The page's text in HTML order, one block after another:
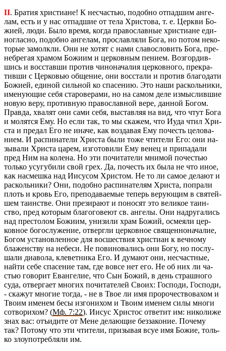
II. Бра­тия хри­сти­ане! К несча­стью, по­доб­но от­пад­шим ан­ге­
лам, есть и у нас от­пад­шие от тела Хри­сто­ва, т. е. Церк­ви Бо­
жи­ей, люди. Было время, когда пра­во­слав­ные хри­сти­ане еди­
но­глас­но, по­доб­но ан­ге­лам, про­слав­ля­ли Бога, но потом неко­
то­рые за­молк­ли. Они не хотят с нами сла­во­сло­вить Бога, пре­
не­бре­гая хра­мом Бо­жи­им и цер­ков­ным пе­ни­ем. Воз­гор­див­
шись и вос­став­ши про­тив чи­но­на­ча­лия цер­ков­но­го, пре­кра­
тив­ши с Цер­ко­вью об­ще­ние, они вос­ста­ли и про­тив бла­го­да­ти
Бо­жи­ей, еди­ной силь­ной ко спа­се­нию. Это наши рас­коль­ни­ки,
име­ну­ю­щие себя ста­ро­ве­ра­ми, но на самом деле из­мыс­лив­шие
новую веру, про­тив­ную пра­во­слав­ной вере, дан­ной Богом.
Прав­да, хва­лят они сами себя, вы­став­ляя на вид, что чтут Бога
и мо­лят­ся Ему. Но если так, то мы ска­жем, что Иуда чтил Хри­
ста и пре­дал Его не иначе, как воз­да­вая Ему по­честь це­ло­ва­
ни­ем. И рас­пи­на­те­ли Хри­ста были тоже чти­те­ли Его: они на­
зы­ва­ли Хри­ста царем, из­го­то­ви­ли Ему венец и при­па­да­ли
пред Ним на ко­ле­на. Но эти по­чи­та­те­ли мни­мой по­че­стью
толь­ко усу­гу­би­ли свой грех. Да, по­честь их была не что иное,
как на­смеш­ка над Иису­сом Хри­стом. Не то ли самое де­ла­ют и
рас­коль­ни­ки? Они, по­доб­но рас­пи­на­те­лям Хри­ста, по­пра­ли
плоть и кровь Его, пре­по­да­ва­е­мые те­перь ве­ру­ю­щим в свя­тей­
шем та­ин­стве. Они пре­зи­ра­ют и по­но­сят это ве­ли­кое та­ин­
ство, пред ко­то­рым бла­го­го­ве­ют св. ан­ге­лы. Они над­ру­га­лись
над пре­сто­лом Бо­жи­им, уни­зи­ли храм Божий, осме­я­ли цер­
ков­ное бо­го­слу­же­ние, от­верг­ли цер­ков­ное свя­щен­но­на­ча­лие,
Богом уста­нов­лен­ное для вос­ше­ствия хри­сти­ан к веч­но­му
бла­жен­ству на небе­си. Не по­ви­но­ва­лись они Богу, но по­слу­
ша­ли диа­во­ла, кле­вет­ни­ка Его. И ду­ма­ют они, несчаст­ные,
найти себе спа­се­ние там, где вовсе нет его. Не об них ли ча­
стью го­во­рит Еван­ге­лие, что Сын Божий, в день страш­но­го
суда, от­вер­га­ет мно­гих по­чи­та­те­лей Своих: Гос­по­ди, Гос­по­ди,
- ска­жут мно­гие тогда, - не в Твое ли имя про­ро­че­ство­ва­х­ом и
Твоим име­нем бесы из­го­ни­хом и Твоим име­нем силы многи
со­тво­ри­хом? (Мф. 7:22). Иисус Хри­стос от­ве­тит им: ни­ко­ли­же
знах вас: отъ­и­ди­те от Мене де­ла­ю­щие без­за­ко­ние. По­че­му
так? По­то­му что эти чти­те­ли, при­зы­вая всуе имя Божие, толь­
ко зло­упо­треб­ля­ли им.